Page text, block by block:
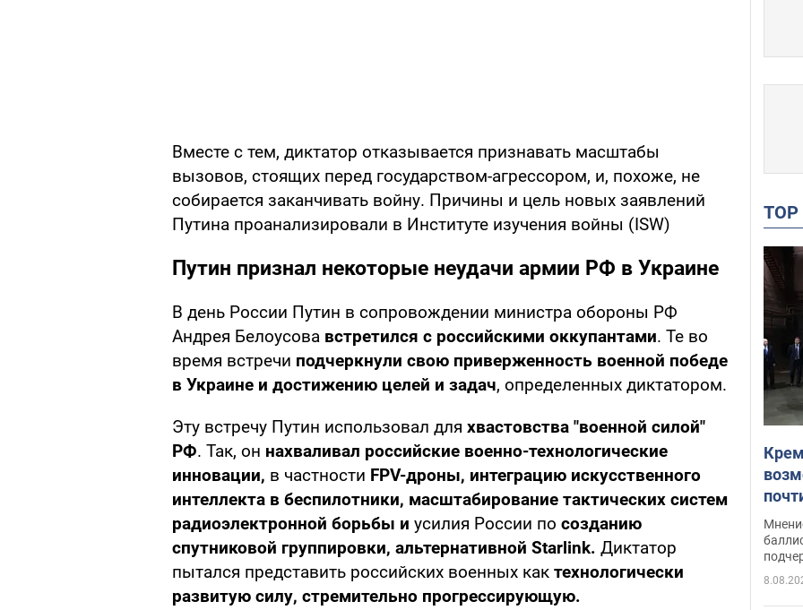
Вместе с тем, диктатор отказывается признавать масштабы
вызовов, стоящих перед государством-агрессором, и, похоже, не
собирается заканчивать войну. Причины и цель новых заявлений
Путина проанализировали в Институте изучения войны (ISW)
Путин признал некоторые неудачи армии РФ в Украине
В день России Путин в сопровождении министра обороны РФ
Андрея Белоусова встретился с российскими оккупантами. Те во
время встречи подчеркнули свою приверженность военной победе
в Украине и достижению целей и задач, определенных диктатором.
Эту встречу Путин использовал для хвастовства "военной силой"
РФ. Так, он нахваливал российские военно-технологические
инновации, в частности FPV-дроны, интеграцию искусственного
интеллекта в беспилотники, масштабирование тактических систем
радиоэлектронной борьбы и усилия России по созданию
спутниковой группировки, альтернативной Starlink. Диктатор
пытался представить российских военных как технологически
развитую силу, стремительно прогрессирующую.